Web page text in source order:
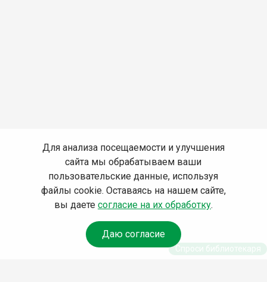
Для анализа посещаемости и улучшения
сайта мы обрабатываем ваши
пользовательские данные, используя
файлы cookie. Оставаясь на нашем сайте,
вы даете согласие на их обработку.
Даю согласие
Спроси библиотекаря